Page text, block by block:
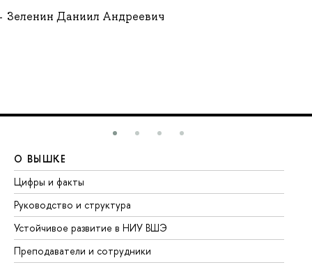
Зеленин Даниил Андреевич
О ВЫШКЕ
Цифры и факты
Руководство и структура
Устойчивое развитие в НИУ ВШЭ
Преподаватели и сотрудники